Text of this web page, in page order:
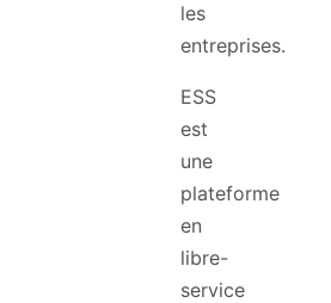
les
entreprises.
ESS
est
une
plateforme
en
libre-
service